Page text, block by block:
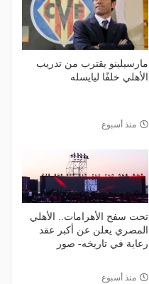
مارسيلينو يقترب من تدريب
الأهلي خلفًا ليايسله
منذ أسبوع
تحت سفح الأهرامات.. الأهلي
المصري يعلن عن أكبر عقد
رعاية في تاريخه- صور
منذ أسبوع